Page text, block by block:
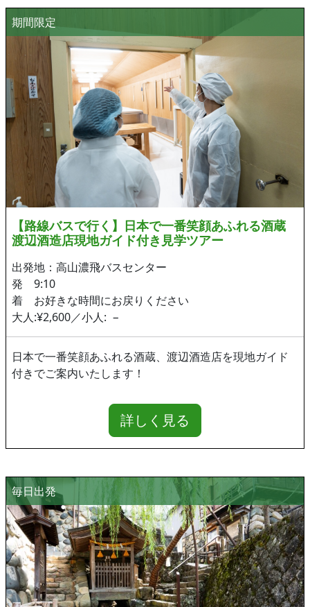
期間限定
【路線バスで行く】日本で一番笑顔あふれる酒蔵
渡辺酒造店現地ガイド付き見学ツアー
出発地：高山濃飛バスセンター
発 9:10
着 お好きな時間にお戻りください
大人:¥2,600／小人: −
日本で一番笑顔あふれる酒蔵、渡辺酒造店を現地ガイド
付きでご案内いたします！
詳しく見る
毎日出発